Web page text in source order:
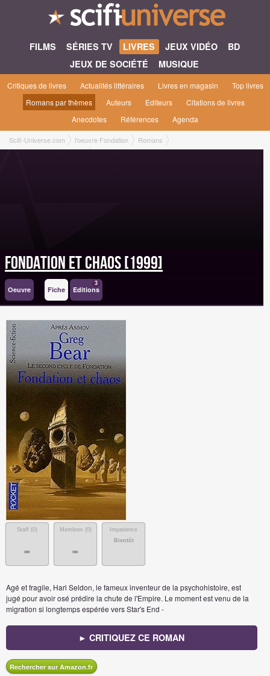
FILMS SÉRIES TV LIVRES JEUX VIDÉO
BD
JEUX DE SOCIÉTÉ
MUSIQUE
Critiques de livres Actualités littéraires Livres en magasin
Top livres
Romans par thèmes
Auteurs Editeurs
Citations de livres
Anecdotes
Références Agenda
Scifi-Universe.com l'oeuvre Fondation
Romans
Fondation et Chaos [1999]
Fondation et Chaos [1999]
Oeuvre Fiche Editions
3
Staff (0)
-
Membres (0)
-
Impatience
Bientôt
Agé et fragile, Hari Seldon, le fameux inventeur de la psychohistoire, est
jugé pour avoir osé prédire la chute de l'Empire. Le moment est venu de la
migration si longtemps espérée vers Star's End -
► CRITIQUEZ CE ROMAN
Rechercher sur Amazon.fr